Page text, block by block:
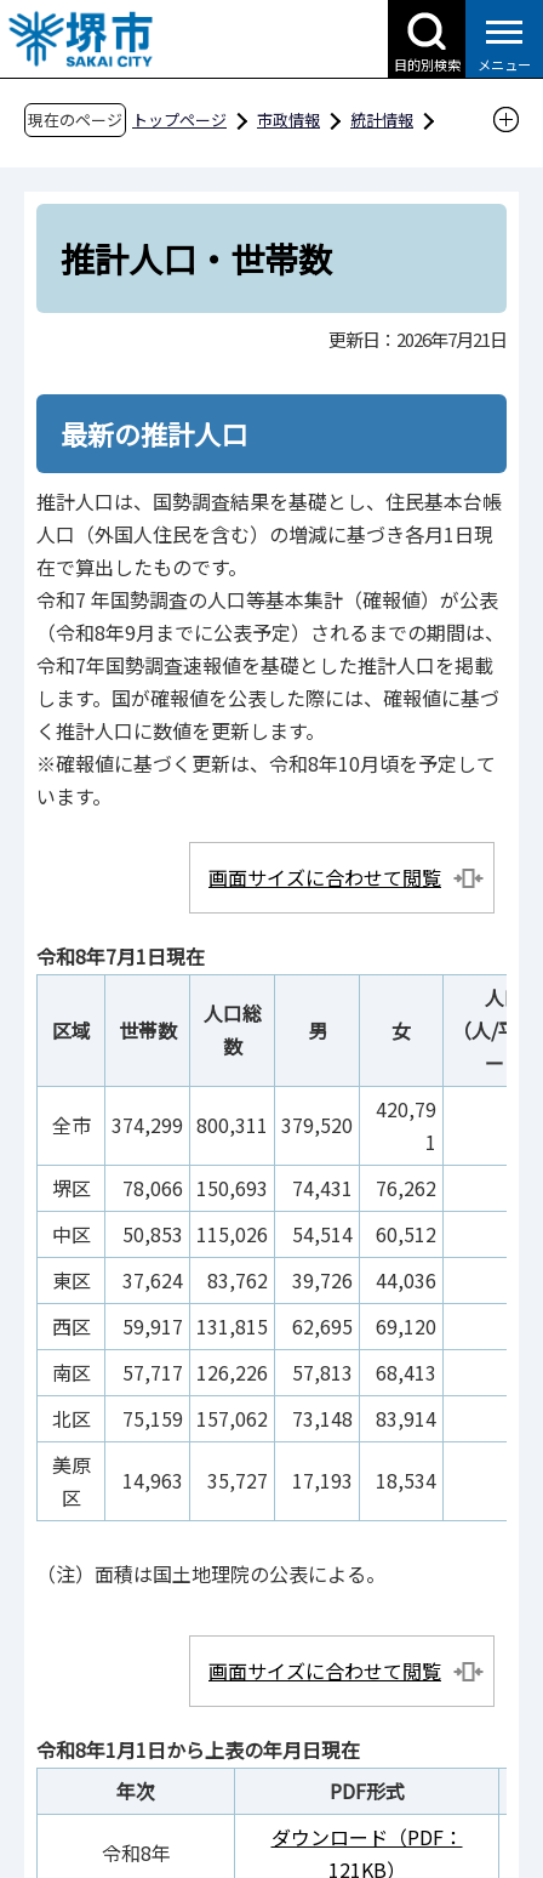
こ
の
ペ
目的別検索 メニュー
現在のページ トップページ 市政情報
統計情報
推計人口・世帯数
更新日：2026年7月21日
最新の推計人口
推計人口は、国勢調査結果を基礎とし、住民基本台帳
人口（外国人住民を含む）の増減に基づき各月1日現
在で算出したものです。
令和7 年国勢調査の人口等基本集計（確報値）が公表
（令和8年9月までに公表予定）されるまでの期間は、
令和7年国勢調査速報値を基礎とした推計人口を掲載
します。国が確報値を公表した際には、確報値に基づ
く推計人口に数値を更新します。
※確報値に基づく更新は、令和8年10月頃を予定して
います。
画面サイズに合わせて閲覧
令和8年7月1日現在
区域 世帯数
人口総
数
男 女
人口
（人/平
ート
全市 374,299 800,311 379,520
420,79
1
堺区
78,066 150,693 74,431
76,262
中区
50,853 115,026 54,514
60,512
東区
37,624 83,762 39,726
44,036
西区
59,917 131,815 62,695
69,120
南区
57,717 126,226 57,813
68,413
北区
75,159 157,062 73,148 83,914
美原
区
14,963 35,727 17,193 18,534
（注）面積は国土地理院の公表による。
画面サイズに合わせて閲覧
令和8年1月1日から上表の年月日現在
年次
PDF形式
令和8年
ダウンロード（PDF：
121KB）